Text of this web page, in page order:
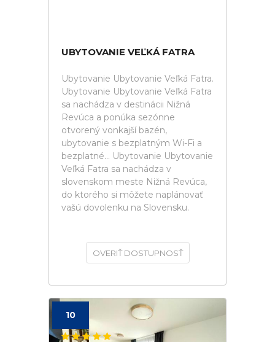
UBYTOVANIE VEĽKÁ FATRA
Ubytovanie Ubytovanie Veľká Fatra.
Ubytovanie Ubytovanie Veľká Fatra
sa nachádza v destinácii Nižná
Revúca a ponúka sezónne
otvorený vonkajší bazén,
ubytovanie s bezplatným Wi-Fi a
bezplatné... Ubytovanie Ubytovanie
Veľká Fatra sa nachádza v
slovenskom meste Nižná Revúca,
do ktorého si môžete naplánovať
vašú dovolenku na Slovensku.
OVERIŤ DOSTUPNOSŤ
10